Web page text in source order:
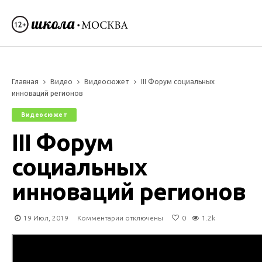
Главная Видео Видеосюжет
III Форум социальных
инноваций регионов
Видеосюжет
III Форум
социальных
инноваций регионов
19 Июл, 2019 Комментарии к
отключены 0 1.2k